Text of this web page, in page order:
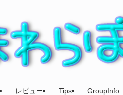
レビュー Tips GroupInfo